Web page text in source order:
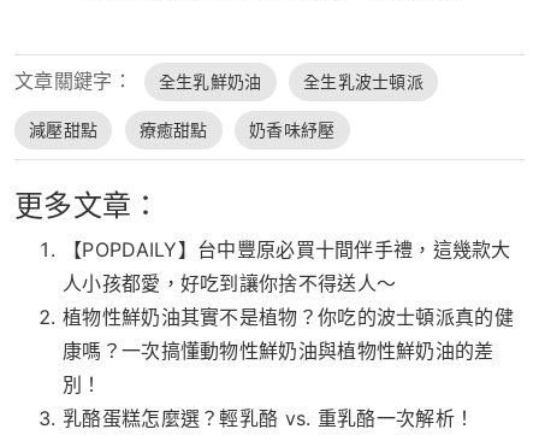
文章關鍵字： 全生乳鮮奶油 全生乳波士頓派
減壓甜點 療癒甜點 奶香味紓壓
更多文章：
【POPDAILY】台中豐原必買十間伴手禮，這幾款大
人小孩都愛，好吃到讓你捨不得送人～
植物性鮮奶油其實不是植物？你吃的波士頓派真的健
康嗎？一次搞懂動物性鮮奶油與植物性鮮奶油的差
別！
乳酪蛋糕怎麼選？輕乳酪 vs. 重乳酪一次解析！